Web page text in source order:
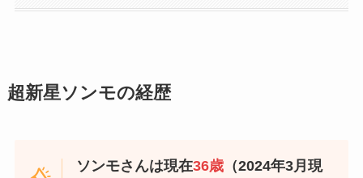
超新星ソンモの経歴
ソンモさんは現在36歳 （2024年3月現